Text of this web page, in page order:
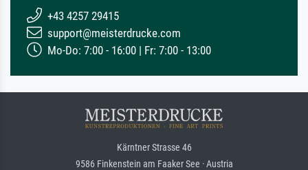
+43 4257 29415
support@meisterdrucke.com
Mo-Do: 7:00 - 16:00 | Fr: 7:00 - 13:00
Kärntner Strasse 46
9586 Finkenstein am Faaker See · Austria